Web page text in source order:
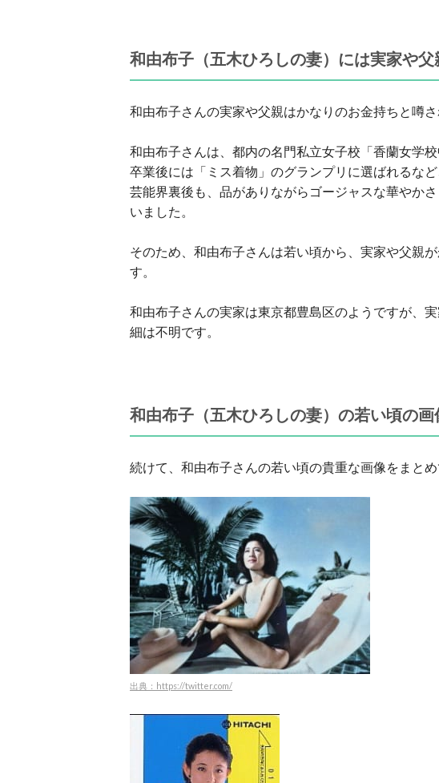
和由布子（五木ひろしの妻）には実家や
和由布子さんの実家や父親はかなりのお金持ちと噂さ
和由布子さんは、都内の名門私立女子校「香蘭女学
卒業後には「ミス着物」のグランプリに選ばれるな
芸能界裏後も、品がありながらゴージャスな華やか
いました。
そのため、和由布子さんは若い頃から、実家や父親
す。
和由布子さんの実家は東京都豊島区のようですが、
細は不明です。
和由布子（五木ひろしの妻）の若い頃の画
続けて、和由布子さんの若い頃の貴重な画像をまとめ
出典：https://twitter.com/